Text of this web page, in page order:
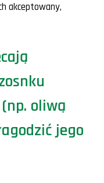
akceptowany,
oliwą
jego